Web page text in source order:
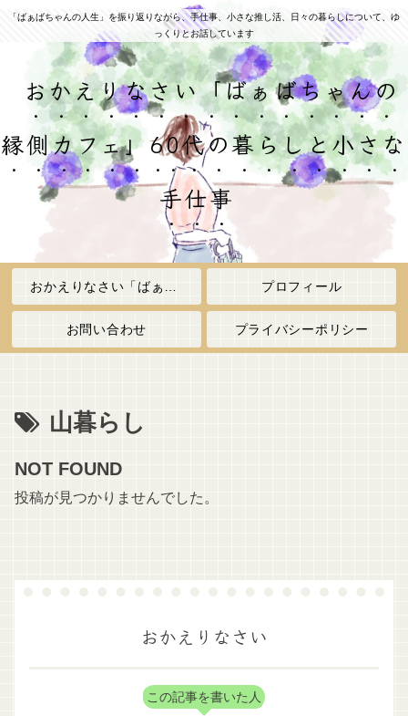
「ばぁばちゃんの人生」を振り返りながら、手仕事、小さな推し活、日々の暮らしについて、ゆ
っくりとお話しています
おかえりなさい「ばぁばちゃんの
縁側カフェ」60代の暮らしと小さな
手仕事
プロフィール
お問い合わせ プライバシーポリシー
山暮らし
NOT FOUND
投稿が見つかりませんでした。
おかえりなさい
この記事を書いた人